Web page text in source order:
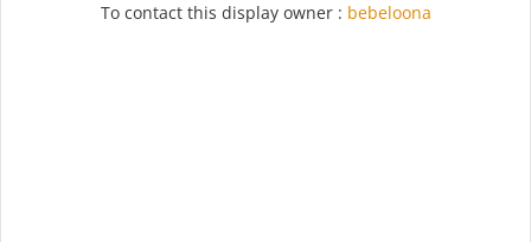
To contact this display owner : bebeloona